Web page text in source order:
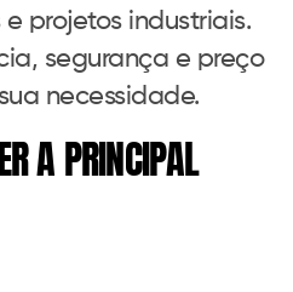
projetos industriais.
segurança e preço
necessidade.
A PRINCIPAL